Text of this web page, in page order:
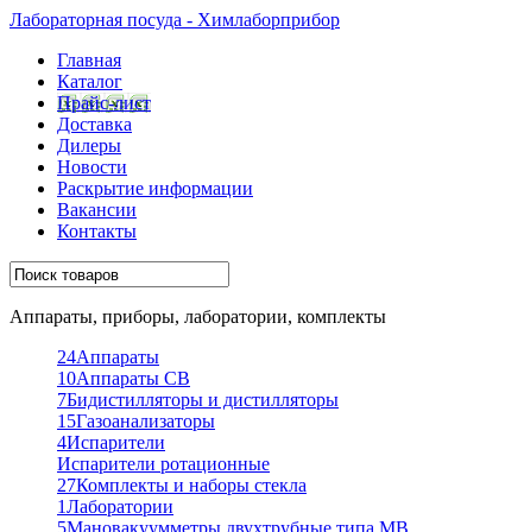
Лабораторная посуда - Химлаборприбор
Главная
Каталог
Прайс-лист
Доставка
Дилеры
Новости
Раскрытие информации
Вакансии
Контакты
Аппараты, приборы, лаборатории, комплекты
24Аппараты
10Аппараты СВ
7Бидистилляторы и дистилляторы
15Газоанализаторы
4Испарители
Испарители ротационные
27Комплекты и наборы стекла
1Лаборатории
5Мановакуумметры двухтрубные типа МВ